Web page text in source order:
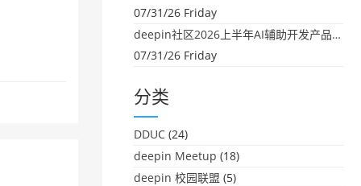
07/31/26 Friday
deepin社区2026上半年AI辅助开发产品大盘点：社区创造力大爆发！
07/31/26 Friday
分类
DDUC (24)
deepin Meetup (18)
deepin 校园联盟 (5)